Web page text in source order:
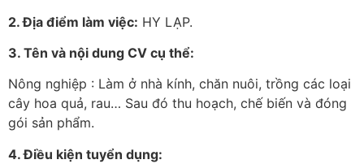
2. Địa điểm làm việc: HY LẠP.
3. Tên và nội dung CV cụ thể:
Nông nghiệp : Làm ở nhà kính, chăn nuôi, trồng các loại
cây hoa quả, rau… Sau đó thu hoạch, chế biến và đóng
gói sản phẩm.
4. Điều kiện tuyển dụng: